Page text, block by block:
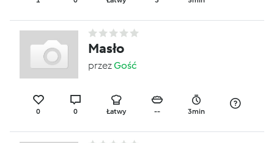
Masło
przezGość
0 0 Łatwy -- 3min